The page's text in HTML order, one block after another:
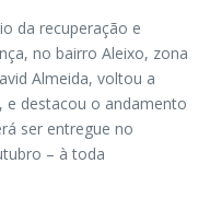
da recuperação e
no bairro Aleixo, zona
Almeida, voltou a
e destacou o andamento
ser entregue no
– à toda